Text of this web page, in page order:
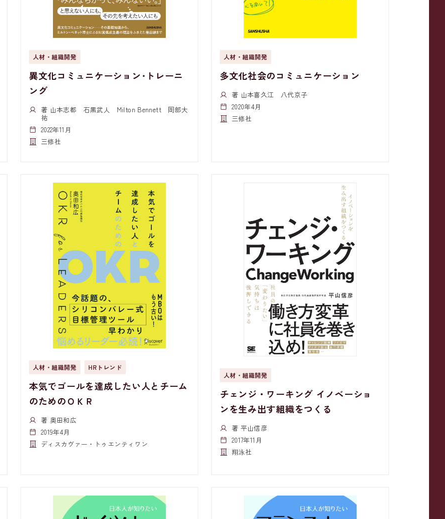
人材・組織開発
異文化コミュニケーション･トレーニ
ング
著 山本志都 石黒武人 Milton Bennett 岡部大
祐
2022年11月
三修社
人材・組織開発
多文化社会のコミュニケーション
著 山本喜久江 八代京子
2020年4月
三修社
人材・組織開発 HRトレンド
本気でゴールを達成したい人とチーム
のためのＯＫＲ
著 奥田和広
2019年4月
ディスカヴァー・トゥエンティワン
人材・組織開発
チェンジ・ワーキング イノベーショ
ンを生み出す組織をつくる
著 平山信彦
2017年11月
翔泳社